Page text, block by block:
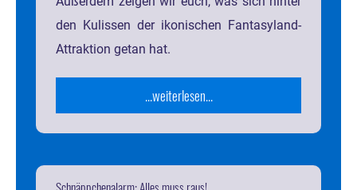
den Kulissen der ikonischen Fantasyland-
Attraktion getan hat.
...weiterlesen...